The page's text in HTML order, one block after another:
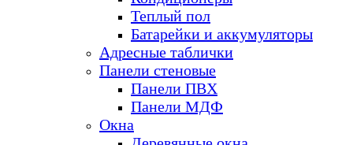
Теплый пол
Батарейки и аккумуляторы
Адресные таблички
Панели стеновые
Панели ПВХ
Панели МДФ
Окна